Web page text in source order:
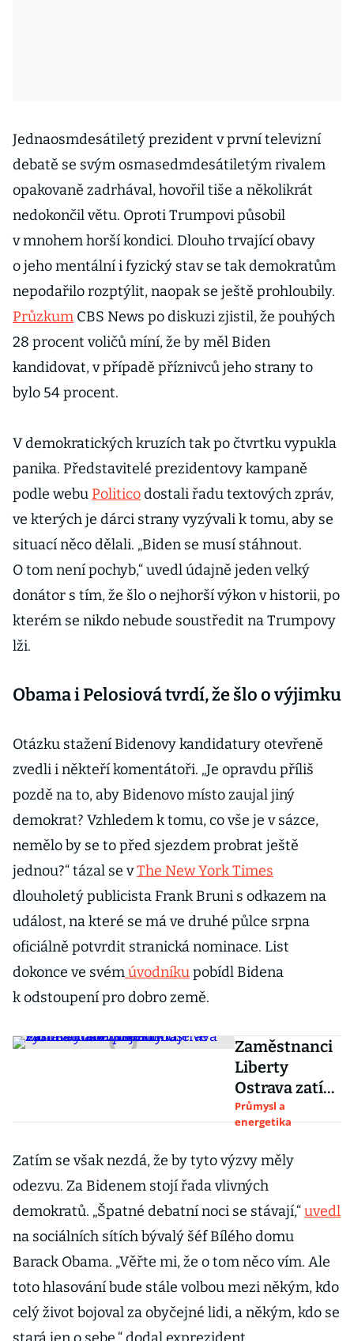
Jednaosmdesátiletý prezident v první televizní
debatě se svým osmasedmdesátiletým rivalem
opakovaně zadrhával, hovořil tiše a několikrát
nedokončil větu. Oproti Trumpovi působil
v mnohem horší kondici. Dlouho trvající obavy
o jeho mentální i fyzický stav se tak demokratům
nepodařilo rozptýlit, naopak se ještě prohloubily.
Průzkum CBS News po diskuzi zjistil, že pouhých
28 procent voličů míní, že by měl Biden
kandidovat, v případě příznivců jeho strany to
bylo 54 procent.
V demokratických kruzích tak po čtvrtku vypukla
panika. Představitelé prezidentovy kampaně
podle webu Politicodostali řadu textových zpráv,
ve kterých je dárci strany vyzývali k tomu, aby se
situací něco dělali. „Biden se musí stáhnout.
O tom není pochyb,“ uvedl údajně jeden velký
donátor s tím, že šlo o nejhorší výkon v historii, po
kterém se nikdo nebude soustředit na Trumpovy
lži.
Obama i Pelosiová tvrdí, že šlo o výjimku
Otázku stažení Bidenovy kandidatury otevřeně
zvedli i někteří komentátoři. „Je opravdu příliš
pozdě na to, aby Bidenovo místo zaujal jiný
demokrat? Vzhledem k tomu, co vše je v sázce,
nemělo by se to před sjezdem probrat ještě
jednou?“ tázal se vThe New York Times
dlouholetý publicista Frank Bruni s odkazem na
událost, na které se má ve druhé půlce srpna
oficiálně potvrdit stranická nominace. List
dokonce ve svémúvodníkupobídl Bidena
k odstoupení pro dobro země.
Zaměstnanci
Liberty
Ostrava zatím
využili půjčku
od
Moravskoslez
ského kraje
ve výši 14
milionů
korun
Průmysl a
energetika
Zatím se však nezdá, že by tyto výzvy měly
odezvu. Za Bidenem stojí řada vlivných
demokratů. „Špatné debatní noci se stávají,“uvedl
na sociálních sítích bývalý šéf Bílého domu
Barack Obama. „Věřte mi, že o tom něco vím. Ale
toto hlasování bude stále volbou mezi někým, kdo
celý život bojoval za obyčejné lidi, a někým, kdo se